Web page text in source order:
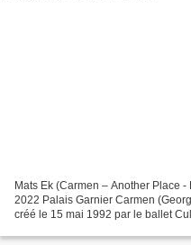
Mats Ek (Carmen – Another Place
2022 Palais Garnier Carmen
créé le 15 mai 1992 par le ballet